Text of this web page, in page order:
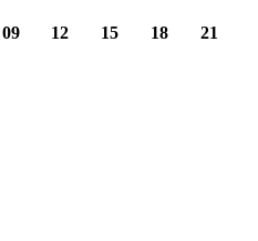
09 12 15 18 21